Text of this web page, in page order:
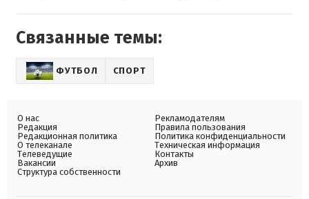
Связанные темы:
ФУТБОЛ СПОРТ
О нас
Редакция
Редакционная политика
О телеканале
Телеведущие
Вакансии
Структура собственности
Рекламодателям
Правила пользования
Политика конфиденциальности
Техническая информация
Контакты
Архив